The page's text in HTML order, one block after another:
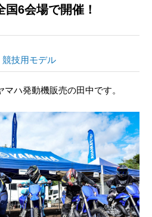
国6会場で開催！
競技用モデル
ハ発動機販売の田中です。